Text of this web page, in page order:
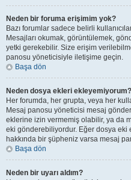
Neden bir foruma erişimim yok?
Bazı forumlar sadece belirli
Mesajları okumak, görüntülemek,
yetki gerekebilir. Size erişim
panosu yöneticisiyle iletişime geçin.
Başa dön
Neden dosya ekleri ekleyemiyorum?
Her forumda, her grupta, veya her
Mesaj panosu yöneticisi mesaj
eklerine izin vermemiş olabilir, ya da
eki gönderebiliyordur. Eğer dosya eki
hakkında bir şüpheniz varsa mesaj
Başa dön
Neden bir uyarı aldım?